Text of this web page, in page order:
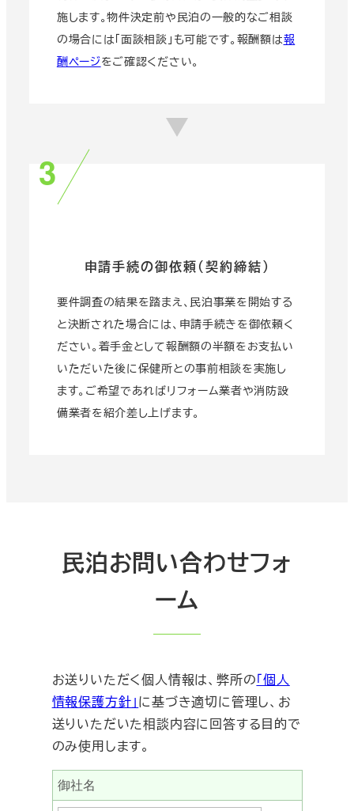
施します。物件決定前や民泊の一般的なご相談
の場合には「面談相談」も可能です。報酬額は報
酬ページをご確認ください。
申請手続の御依頼（契約締結）
要件調査の結果を踏まえ、民泊事業を開始する
と決断された場合には、申請手続きを御依頼く
ださい。着手金として報酬額の半額をお支払い
いただいた後に保健所との事前相談を実施し
ます。ご希望であればリフォーム業者や消防設
備業者を紹介差し上げます。
民泊お問い合わせフォ
ーム
お送りいただく個人情報は、弊所の「個人
情報保護方針」に基づき適切に管理し、お
送りいただいた相談内容に回答する目的で
のみ使用します。